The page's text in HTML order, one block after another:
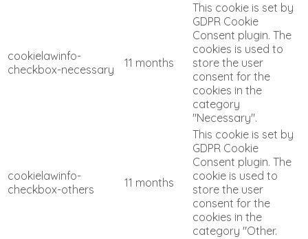
cookielawinfo-
checkbox-necessary
11 months
This cookie is set by
GDPR Cookie
Consent plugin. The
cookies is used to
store the user
consent for the
cookies in the
category
"Necessary".
cookielawinfo-
checkbox-others
11 months
This cookie is set by
GDPR Cookie
Consent plugin. The
cookie is used to
store the user
consent for the
cookies in the
category "Other.